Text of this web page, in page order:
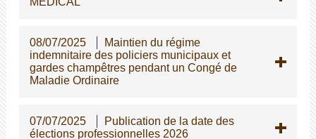
08/07/2025
Maintien du régime
indemnitaire des policiers municipaux et
gardes champêtres pendant un Congé de
Maladie Ordinaire
07/07/2025
Publication de la date des
élections professionnelles 2026